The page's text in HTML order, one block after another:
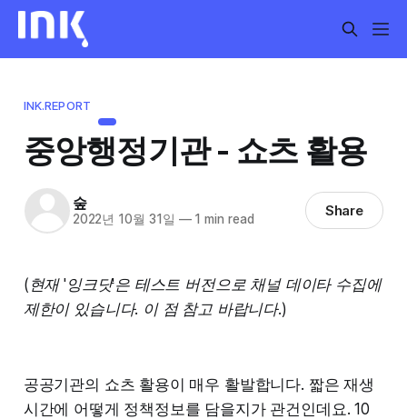
INK.REPORT
중앙행정기관 - 쇼츠 활용
숲
2022년 10월 31일 —1 min read Share
(현재 '잉크닷'은 테스트 버전으로 채널 데이타 수집에
제한이 있습니다. 이 점 참고 바랍니다.)
공공기관의 쇼츠 활용이 매우 활발합니다. 짧은 재생
시간에 어떻게 정책정보를 담을지가 관건인데요. 10